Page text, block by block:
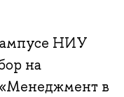
НИУ
на
«Менеджмент в